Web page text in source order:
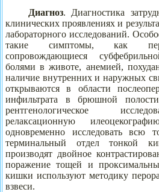
Диагноз. Диагностика
клинических проявлениях и
лабораторного исследований.
такие симптомы, как
сопровождающиеся
болями в животе, анемией,
наличие внутренних и наружных
открываются в области
инфильтрата в брюшной
рентгенологическое
релаксационную
одновременно исследовать всю
терминальный отдел тонкой
производят двойное
поражение тощей и
кишки используют методику
взвеси.